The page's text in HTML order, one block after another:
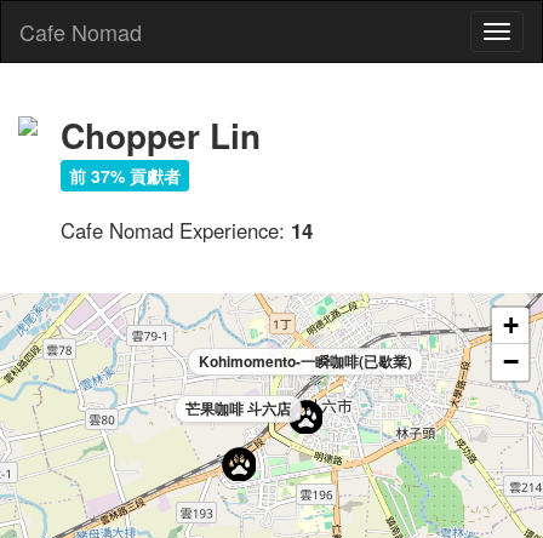
Cafe Nomad
Chopper Lin
前 37% 貢獻者
Cafe Nomad Experience: 14
Kohimomento-一瞬咖啡(已歇業)
芒果咖啡 斗六店
+
−